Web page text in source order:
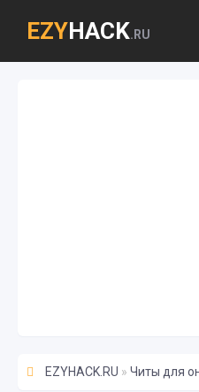
EZYHACK.RU
EZYHACK.RU » Читы для